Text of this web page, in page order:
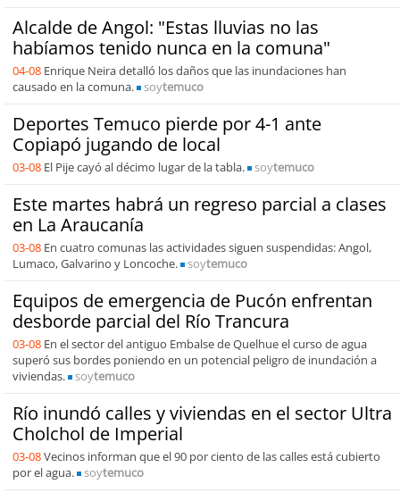
Alcalde de Angol: "Estas lluvias no las
habíamos tenido nunca en la comuna"
04-08 Enrique Neira detalló los daños que las inundaciones han
causado en la comuna.
soytemuco
Deportes Temuco pierde por 4-1 ante
Copiapó jugando de local
03-08 El Pije cayó al décimo lugar de la tabla. soytemuco
Este martes habrá un regreso parcial a clases
en La Araucanía
03-08 En cuatro comunas las actividades siguen suspendidas: Angol,
Lumaco, Galvarino y Loncoche.
soytemuco
Equipos de emergencia de Pucón enfrentan
desborde parcial del Río Trancura
03-08 En el sector del antiguo Embalse de Quelhue el curso de agua
superó sus bordes poniendo en un potencial peligro de inundación a
viviendas.
soytemuco
Río inundó calles y viviendas en el sector Ultra
Cholchol de Imperial
03-08Vecinos informan que el 90 por ciento de las calles está cubierto
por el agua.
soytemuco